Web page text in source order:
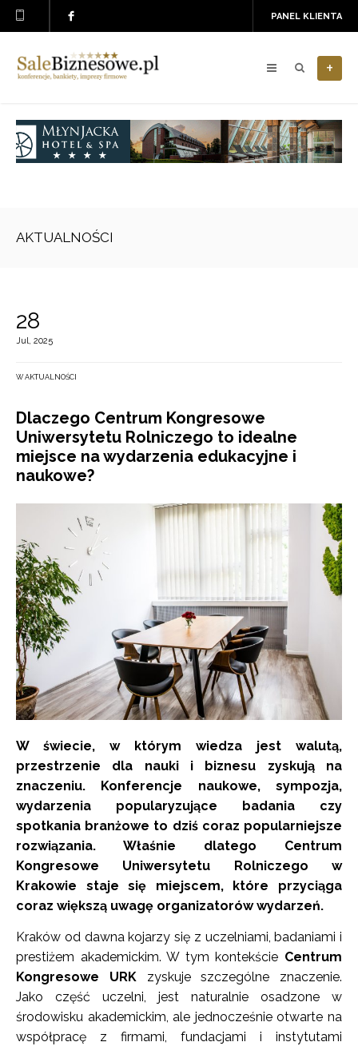
PANEL KLIENTA
+
AKTUALNOŚCI
28
Jul, 2025
W AKTUALNOŚCI
Dlaczego Centrum Kongresowe
Uniwersytetu Rolniczego to idealne
miejsce na wydarzenia edukacyjne i
naukowe?
W świecie, w którym wiedza jest walutą,
przestrzenie dla nauki i biznesu zyskują na
znaczeniu. Konferencje naukowe, sympozja,
wydarzenia popularyzujące badania czy
spotkania branżowe to dziś coraz popularniejsze
rozwiązania. Właśnie dlatego Centrum
Kongresowe Uniwersytetu Rolniczego w
Krakowie staje się miejscem, które przyciąga
coraz większą uwagę organizatorów wydarzeń.
Kraków od dawna kojarzy się z uczelniami, badaniami i
prestiżem akademickim. W tym kontekście Centrum
Kongresowe URKzyskuje szczególne znaczenie.
Jako część uczelni, jest naturalnie osadzone w
środowisku akademickim, ale jednocześnie otwarte na
współpracę z firmami, fundacjami i instytutami